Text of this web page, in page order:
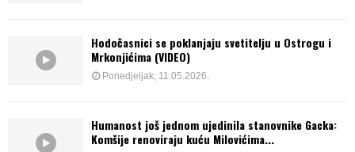
Hodočasnici se poklanjaju svetitelju u Ostrogu i
Mrkonjićima (VIDEO)
Ponedjeljak, 11.05.2026.
Humanost još jednom ujedinila stanovnike Gacka:
Komšije renoviraju kuću Milovićima...